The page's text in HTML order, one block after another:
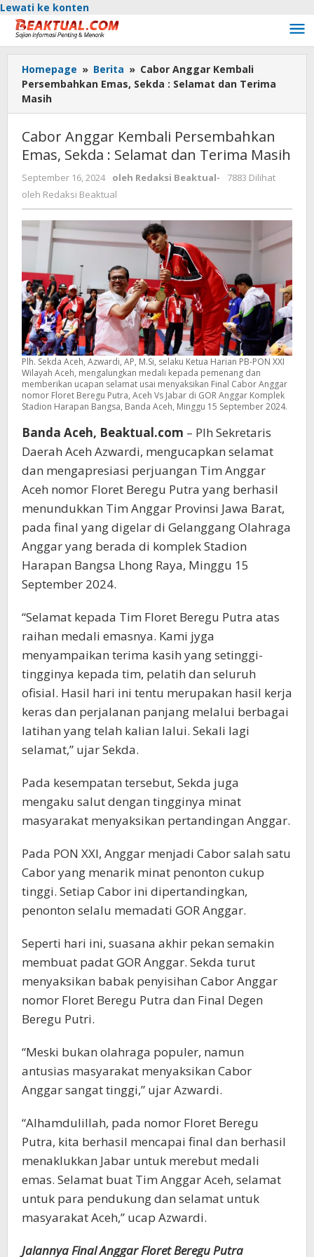
Lewati ke konten
Homepage » Berita » Cabor Anggar Kembali
Persembahkan Emas, Sekda : Selamat dan Terima
Masih
Cabor Anggar Kembali Persembahkan
Emas, Sekda : Selamat dan Terima Masih
September 16, 2024 oleh Redaksi Beaktual-
7883 Dilihat
oleh Redaksi Beaktual
Plh. Sekda Aceh, Azwardi, AP, M.Si, selaku Ketua Harian PB-PON XXI
Wilayah Aceh, mengalungkan medali kepada pemenang dan
memberikan ucapan selamat usai menyaksikan Final Cabor Anggar
nomor Floret Beregu Putra, Aceh Vs Jabar di GOR Anggar Komplek
Stadion Harapan Bangsa, Banda Aceh, Minggu 15 September 2024.
Banda Aceh, Beaktual.com – Plh Sekretaris
Daerah Aceh Azwardi, mengucapkan selamat
dan mengapresiasi perjuangan Tim Anggar
Aceh nomor Floret Beregu Putra yang berhasil
menundukkan Tim Anggar Provinsi Jawa Barat,
pada final yang digelar di Gelanggang Olahraga
Anggar yang berada di komplek Stadion
Harapan Bangsa Lhong Raya, Minggu 15
September 2024.
“Selamat kepada Tim Floret Beregu Putra atas
raihan medali emasnya. Kami jyga
menyampaikan terima kasih yang setinggi-
tingginya kepada tim, pelatih dan seluruh
ofisial. Hasil hari ini tentu merupakan hasil kerja
keras dan perjalanan panjang melalui berbagai
latihan yang telah kalian lalui. Sekali lagi
selamat,” ujar Sekda.
Pada kesempatan tersebut, Sekda juga
mengaku salut dengan tingginya minat
masyarakat menyaksikan pertandingan Anggar.
Pada PON XXI, Anggar menjadi Cabor salah satu
Cabor yang menarik minat penonton cukup
tinggi. Setiap Cabor ini dipertandingkan,
penonton selalu memadati GOR Anggar.
Seperti hari ini, suasana akhir pekan semakin
membuat padat GOR Anggar. Sekda turut
menyaksikan babak penyisihan Cabor Anggar
nomor Floret Beregu Putra dan Final Degen
Beregu Putri.
“Meski bukan olahraga populer, namun
antusias masyarakat menyaksikan Cabor
Anggar sangat tinggi,” ujar Azwardi.
“Alhamdulillah, pada nomor Floret Beregu
Putra, kita berhasil mencapai final dan berhasil
menaklukkan Jabar untuk merebut medali
emas. Selamat buat Tim Anggar Aceh, selamat
untuk para pendukung dan selamat untuk
masyarakat Aceh,” ucap Azwardi.
Jalannya Final Anggar Floret Beregu Putra